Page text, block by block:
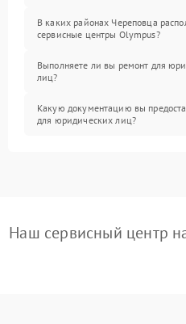
В каких районах Череповца
сервисные центры Olympus?
Выполняете ли вы ремонт для
лиц?
Какую документацию вы
для юридических лиц?
Наш сервисный центр